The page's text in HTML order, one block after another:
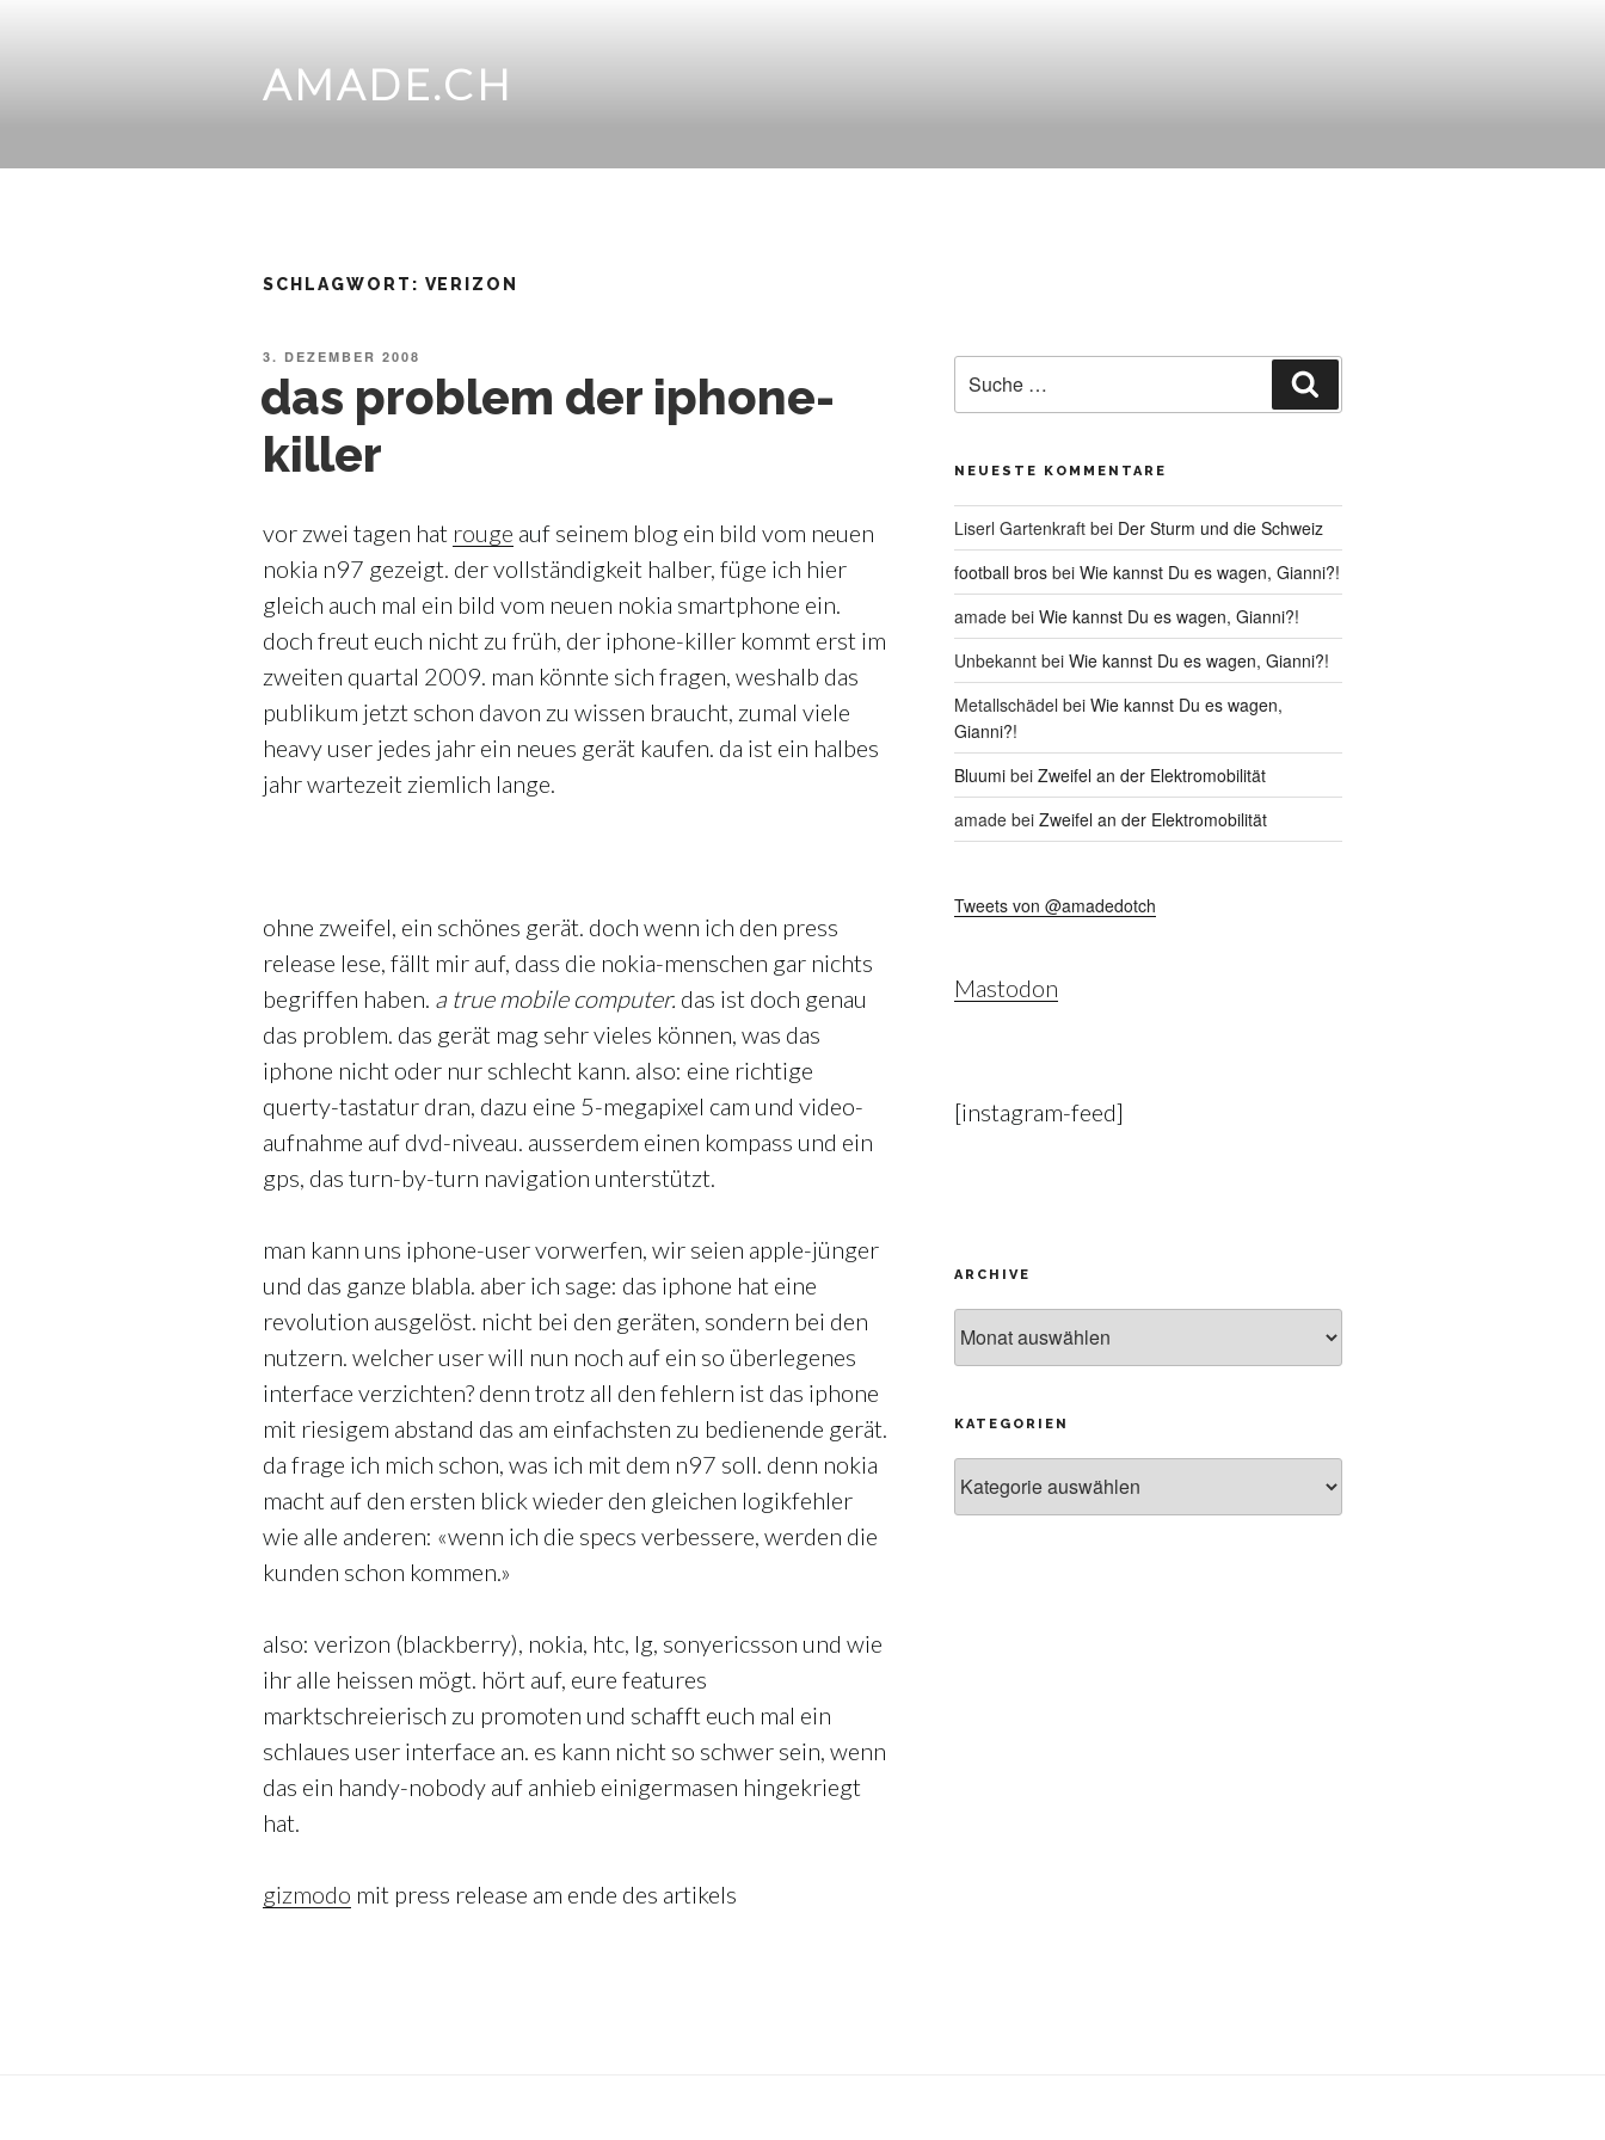
AMADE.CH
SCHLAGWORT: VERIZON
VERÖFFENTLICHT
AM
3. DEZEMBER 2008
das problem der iphone-
killer
vor zwei tagen hat rouge auf seinem blog ein bild vom neuen
nokia n97 gezeigt. der vollständigkeit halber, füge ich hier
gleich auch mal ein bild vom neuen nokia smartphone ein.
doch freut euch nicht zu früh, der iphone-killer kommt erst im
zweiten quartal 2009. man könnte sich fragen, weshalb das
publikum jetzt schon davon zu wissen braucht, zumal viele
heavy user jedes jahr ein neues gerät kaufen. da ist ein halbes
jahr wartezeit ziemlich lange.
ohne zweifel, ein schönes gerät. doch wenn ich den press
release lese, fällt mir auf, dass die nokia-menschen gar nichts
begriffen haben. a true mobile computer. das ist doch genau
das problem. das gerät mag sehr vieles können, was das
iphone nicht oder nur schlecht kann. also: eine richtige
querty-tastatur dran, dazu eine 5-megapixel cam und video-
aufnahme auf dvd-niveau. ausserdem einen kompass und ein
gps, das turn-by-turn navigation unterstützt.
man kann uns iphone-user vorwerfen, wir seien apple-jünger
und das ganze blabla. aber ich sage: das iphone hat eine
revolution ausgelöst. nicht bei den geräten, sondern bei den
nutzern. welcher user will nun noch auf ein so überlegenes
interface verzichten? denn trotz all den fehlern ist das iphone
mit riesigem abstand das am einfachsten zu bedienende gerät.
da frage ich mich schon, was ich mit dem n97 soll. denn nokia
macht auf den ersten blick wieder den gleichen logikfehler
wie alle anderen: «wenn ich die specs verbessere, werden die
kunden schon kommen.»
also: verizon (blackberry), nokia, htc, lg, sonyericsson und wie
ihr alle heissen mögt. hört auf, eure features
marktschreierisch zu promoten und schafft euch mal ein
schlaues user interface an. es kann nicht so schwer sein, wenn
das ein handy-nobody auf anhieb einigermasen hingekriegt
hat.
gizmodo mit press release am ende des artikels
nach:
NEUESTE KOMMENTARE
Liserl Gartenkraftbei Der Sturm und die Schweiz
football brosbei Wie kannst Du es wagen, Gianni?!
amadebei Wie kannst Du es wagen, Gianni?!
Unbekanntbei Wie kannst Du es wagen, Gianni?!
Metallschädel bei Wie kannst Du es wagen,
Gianni?!
Bluumibei Zweifel an der Elektromobilität
amadebei Zweifel an der Elektromobilität
Tweets von @amadedotch
Mastodon
[instagram-feed]
ARCHIVE
KATEGORIEN